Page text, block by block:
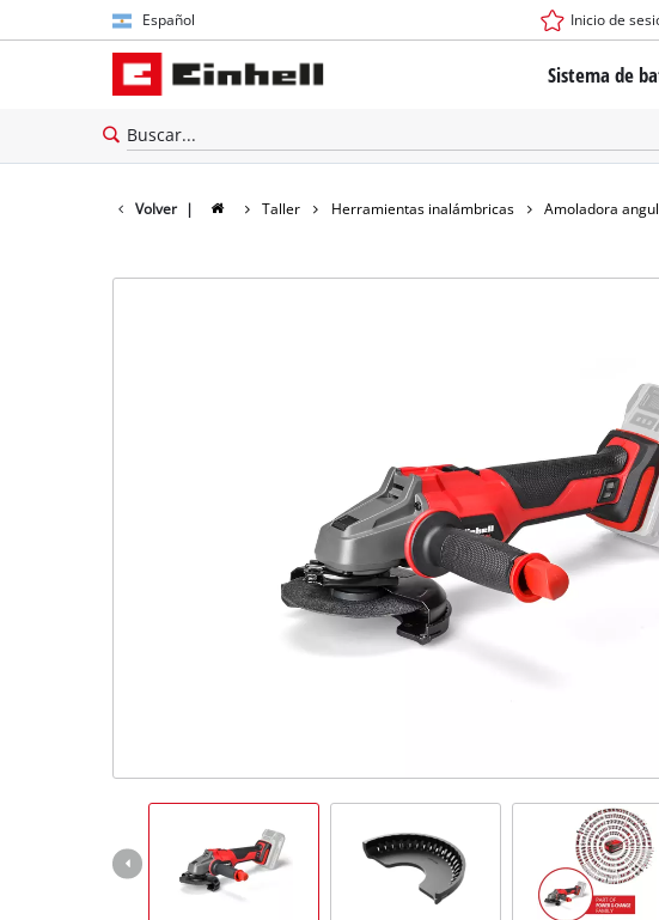
Español
Español
English
Inicio de
Sistema de
El sistema de
Todos los
Herramientas
Herramientas
Todos los
Volver | Taller Herramientas inalámbricas Amoladora